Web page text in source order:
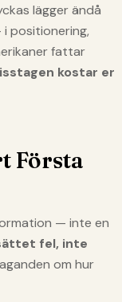
lägger ändå
positionering,
fattar
kostar er
Första
— inte en
fel, inte
om hur